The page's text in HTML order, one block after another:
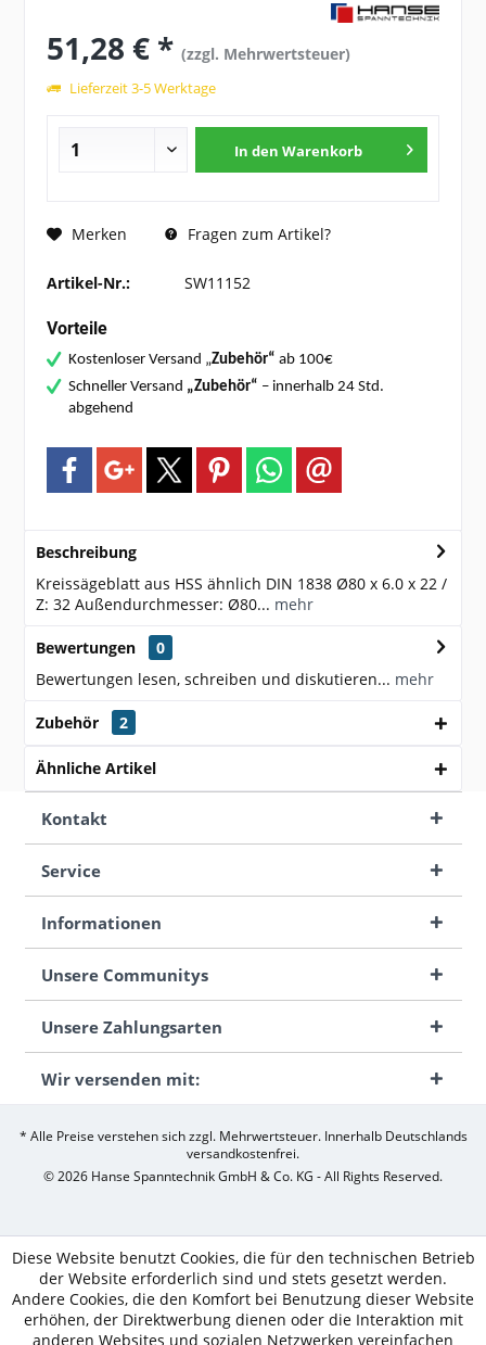
51,28 € *(zzgl. Mehrwertsteuer)
Lieferzeit 3-5 Werktage
In den Warenkorb
Merken Fragen zum Artikel?
Artikel-Nr.: SW11152
Vorteile
Kostenloser Versand „Zubehör“ ab 100€
Schneller Versand „Zubehör“ – innerhalb 24 Std.
abgehend
Beschreibung
Kreissägeblatt aus HSS ähnlich DIN 1838 Ø80 x 6.0 x 22 /
Z: 32 Außendurchmesser: Ø80... mehr
Bewertungen
0
Bewertungen lesen, schreiben und diskutieren... mehr
Zubehör 2
Ähnliche Artikel
Kontakt
Service
Informationen
Unsere Communitys
Unsere Zahlungsarten
Wir versenden mit:
* Alle Preise verstehen sich zzgl. Mehrwertsteuer. Innerhalb Deutschlands
versandkostenfrei.
© 2026 Hanse Spanntechnik GmbH & Co. KG - All Rights Reserved.
Diese Website benutzt Cookies, die für den technischen Betrieb
der Website erforderlich sind und stets gesetzt werden.
Andere Cookies, die den Komfort bei Benutzung dieser Website
erhöhen, der Direktwerbung dienen oder die Interaktion mit
anderen Websites und sozialen Netzwerken vereinfachen